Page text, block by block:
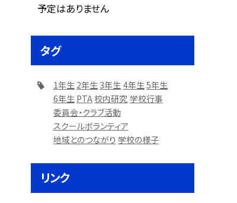
予定はありません
タグ
1年生 2年生 3年生 4年生 5年生
6年生 PTA 校内研究 学校行事
委員会・クラブ活動
スクールボランティア
地域とのつながり 学校の様子
リンク